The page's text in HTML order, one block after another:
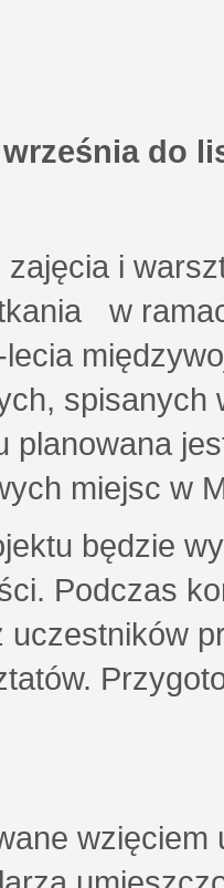
do
zajęcia i
w
planowana
miejsc w
będzie
Podczas
uczestników
wzięciem